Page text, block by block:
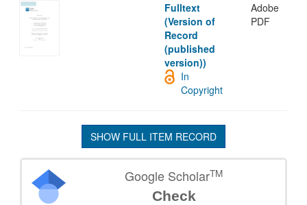
Fulltext
(Version of
Record
(published
version))
Adobe
PDF
In
Copyright
SHOW FULL ITEM RECORD
Google ScholarTM
Check